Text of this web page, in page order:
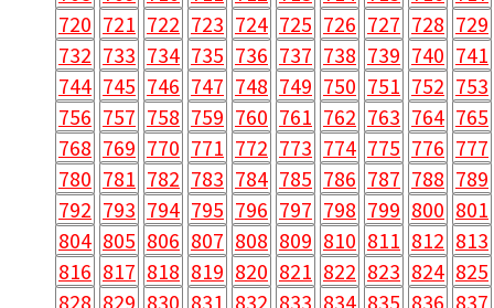
720 721 722 723 724 725 726 727 728 729
732 733 734 735 736 737 738 739 740 741
744 745 746 747 748 749 750 751 752 753
756 757 758 759 760 761 762 763 764 765
768 769 770 771 772 773 774 775 776 777
780 781 782 783 784 785 786 787 788 789
792 793 794 795 796 797 798 799 800 801
804 805 806 807 808 809 810 811 812 813
816 817 818 819 820 821 822 823 824 825
828 829 830 831 832 833 834 835 836 837